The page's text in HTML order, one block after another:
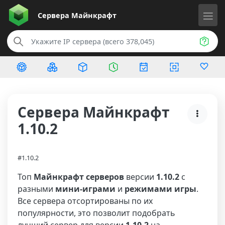
Сервера Майнкрафт
Сервера Майнкрафт
1.10.2
#1.10.2
Топ Майнкрафт серверов версии 1.10.2 с
разными мини-играми и режимами игры.
Все сервера отсортированы по их
популярности, это позволит подобрать